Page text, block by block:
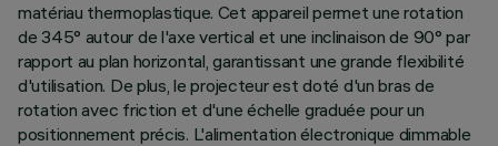
matériau thermoplastique. Cet appareil permet une rotation
de 345° autour de l'axe vertical et une inclinaison de 90° par
rapport au plan horizontal, garantissant une grande flexibilité
d'utilisation. De plus, le projecteur est doté d'un bras de
rotation avec friction et d'une échelle graduée pour un
positionnement précis. L'alimentation électronique dimmable